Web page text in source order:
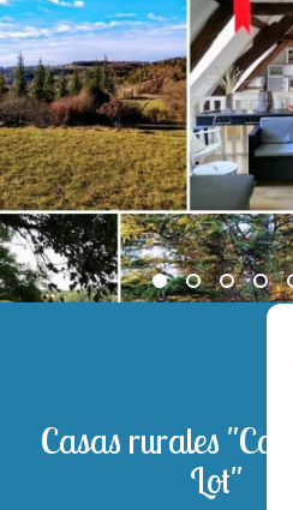
Casas rurales
Lot"